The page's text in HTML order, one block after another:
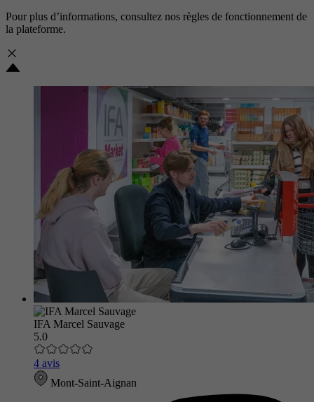
Pour plus d’informations, consultez nos règles de fonctionnement de
la plateforme.
IFA Marcel Sauvage
5.0
4 avis
Mont-Saint-Aignan